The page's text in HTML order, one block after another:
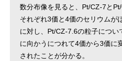
数分布像を見ると、Pt/CZ-7と
それぞれ3価と4価のセリウムが
に対し、Pt/CZ-7.6の粒子につ
に向かうにつれて4価から3価に
されたことが分かる。